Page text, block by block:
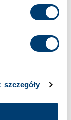
szczegóły